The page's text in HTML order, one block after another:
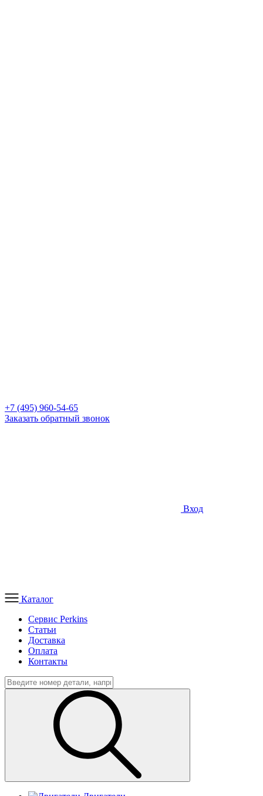
+7 (495) 960-54-65
Заказать обратный звонок
Вход
Каталог
Сервис Perkins
Статьи
Доставка
Оплата
Контакты